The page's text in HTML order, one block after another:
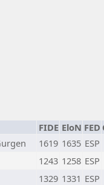
FIDE EloN FED
1619 1635 ESP
1243 1258 ESP
1329 1331 ESP